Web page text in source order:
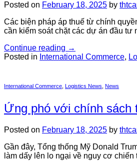
Posted on February 18, 2025 by
Các biện pháp áp thuế từ chính
cần kiểm soát chặt các dự án đầu
Continue reading →
Posted in International Commerce,
International Commerce Logistics News News
Ứng phó với chính sách
Posted on February 18, 2025 by
Gần đây, Tổng thống Mỹ Donald
làm dấy lên lo ngại về nguy cơ